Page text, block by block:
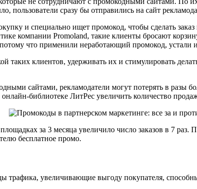
пользователи сразу бы отправились на сайт
и специально ищет промокод, чтобы сделать
компании Promoland, такие клиенты бросают
что применили неработающий промокод,
таких клиентов, удерживать их и стимулировать
сайтами, рекламодатели могут потерять в разы
библиотеке ЛитРес увеличить количество
за 3 месяца увеличило число заказов в 7
бесплатное промо.
увеличивающие выгоду покупателя,